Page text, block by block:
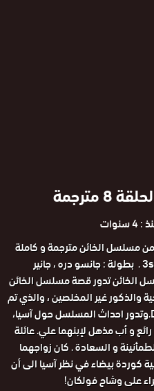
4 سنوات
مشاهدة و تحميل الحلقة الثامنة 8 من مسلسل الخائن مترجمة و كاملة
حصريا علي موقع قصة عشق 3sk . بطولة : جانسو دره ، جانير
الخائن تدور قصة مسلسل الخائن
والذكور غير المخلصين ، والذي تم
اقتباسه من سلسلة Doctor Foster.وتدور احداث المسلسل حول آسيا،
و أب مذهل لإبنهما علي. عائلة
و السعادة . كان زواجهما
كوردة بيضاء في نظر آسيا الى أن
على وشاح فولكان!